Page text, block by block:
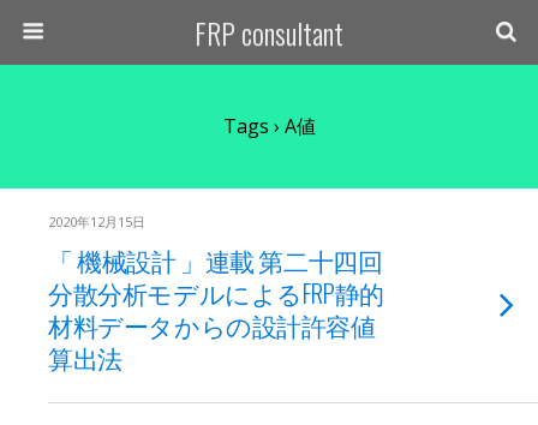
FRP consultant
Tags › A値
2020年12月15日
「 機械設計 」連載 第二十四回
分散分析モデルによるFRP静的
材料データからの設計許容値
算出法